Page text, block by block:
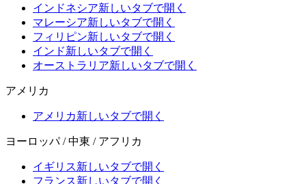
インドネシア新しいタブで開く
マレーシア新しいタブで開く
フィリピン新しいタブで開く
インド新しいタブで開く
オーストラリア新しいタブで開く
アメリカ
アメリカ新しいタブで開く
ヨーロッパ / 中東 / アフリカ
イギリス新しいタブで開く
フランス新しいタブで開く